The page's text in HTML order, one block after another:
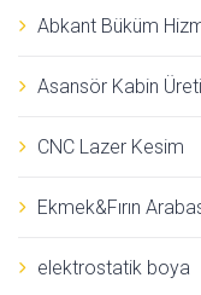
Abkant Büküm
Asansör Kabin
CNC Lazer Kesim
Ekmek&Fırın
elektrostatik boya